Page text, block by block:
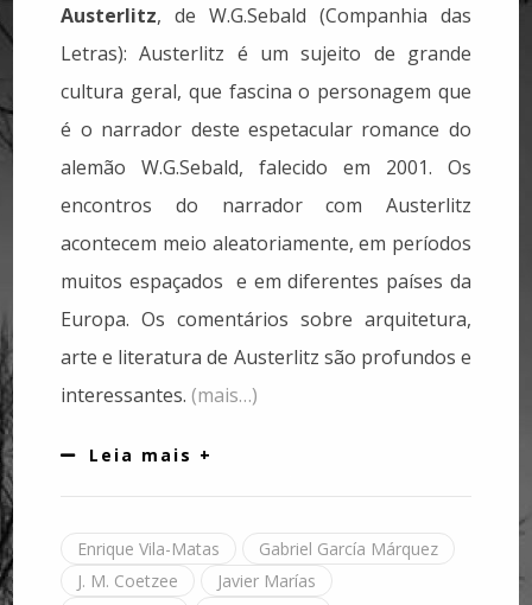
Austerlitz, de W.G.Sebald (Companhia das
Letras): Austerlitz é um sujeito de grande
cultura geral, que fascina o personagem que
é o narrador deste espetacular romance do
alemão W.G.Sebald, falecido em 2001. Os
encontros do narrador com Austerlitz
acontecem meio aleatoriamente, em períodos
muitos espaçados e em diferentes países da
Europa. Os comentários sobre arquitetura,
arte e literatura de Austerlitz são profundos e
interessantes.(mais…)
Leia mais +
Enrique Vila-Matas
Gabriel García Márquez
J. M. Coetzee
Javier Marías